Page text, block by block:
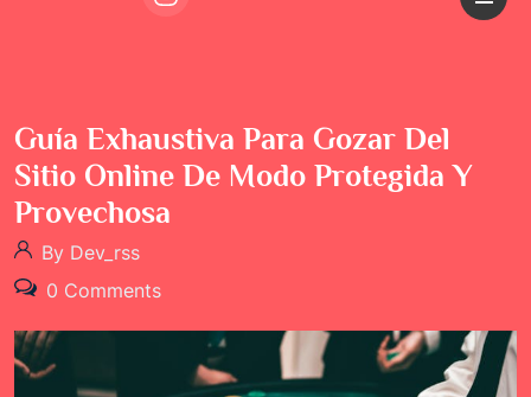
Guía Exhaustiva Para Gozar Del
Sitio Online De Modo Protegida Y
Provechosa
By Dev_rss
0 Comments